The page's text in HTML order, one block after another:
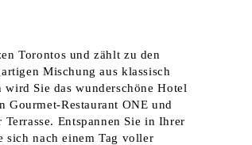
Torontos und zählt zu den
Mischung aus klassisch
Sie das wunderschöne Hotel
Restaurant ONE und
Entspannen Sie in Ihrer
sich nach einem Tag voller